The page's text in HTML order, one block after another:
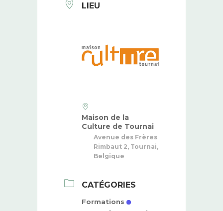
LIEU
Maison de la
Culture de Tournai
Avenue des Frères
Rimbaut 2, Tournai,
Belgique
CATÉGORIES
Formations